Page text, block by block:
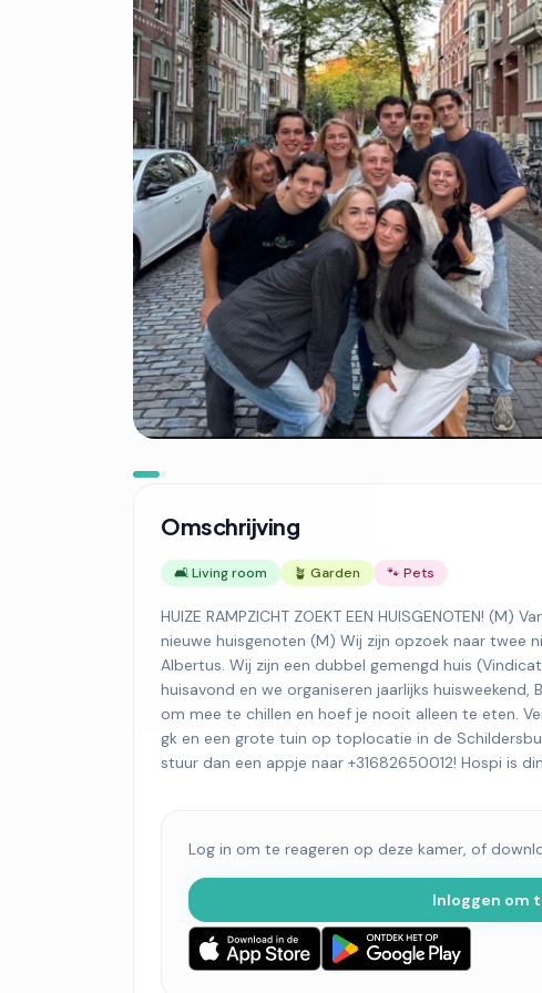
Omschrijving
🛋️ Living room 🪴 Garden 🐾 Pets
HUIZE RAMPZICHT ZOEKT EEN HUISGENOTEN!
nieuwe huisgenoten (M) Wij zijn opzoek naar twee
Albertus. Wij zijn een dubbel gemengd huis
huisavond en we organiseren jaarlijks
om mee te chillen en hoef je nooit alleen te eten.
gk en een grote tuin op toplocatie in de
stuur dan een appje naar +31682650012! Hospi is
Log in om te reageren op deze kamer, of
Inloggen om